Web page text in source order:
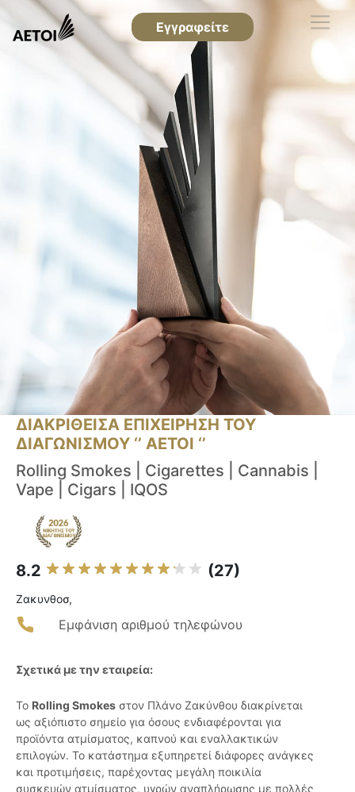
Εγγραφείτε
ΔΙΑΚΡΙΘΕΙΣΑ ΕΠΙΧΕΙΡΗΣΗ ΤΟΥ
ΔΙΑΓΩΝΙΣΜΟΥ ‘’ ΑΕΤΟΙ ‘’
Rolling Smokes | Cigarettes | Cannabis |
Vape | Cigars | IQOS
8.2 (27)
Ζακυνθοσ,
Εμφάνιση αριθμού τηλεφώνου
Σχετικά με την εταιρεία:
Το Rolling Smokes στον Πλάνο Ζακύνθου διακρίνεται
ως αξιόπιστο σημείο για όσους ενδιαφέρονται για
προϊόντα ατμίσματος, καπνού και εναλλακτικών
επιλογών. Το κατάστημα εξυπηρετεί διάφορες ανάγκες
και προτιμήσεις, παρέχοντας μεγάλη ποικιλία
συσκευών ατμίσματος, υγρών αναπλήρωσης με πολλές